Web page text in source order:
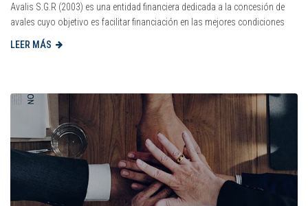
Avalis S.G.R (2003) es una entidad financiera dedicada a la concesión de
avales cuyo objetivo es facilitar financiación en las mejores condiciones
LEER MÁS